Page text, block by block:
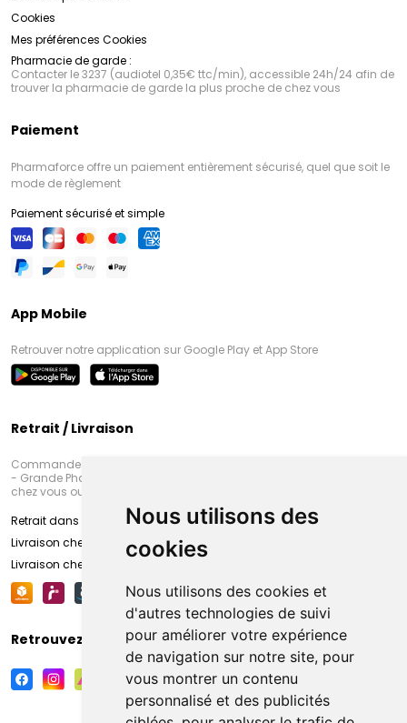
Nous utilisons des
cookies
Nous utilisons des cookies et
d'autres technologies de suivi
pour améliorer votre expérience
de navigation sur notre site, pour
vous montrer un contenu
personnalisé et des publicités
Cookies
Mes préférences Cookies
Pharmacie de garde :
Contacter le 3237 (audiotel 0,35€ ttc/min), accessible 24h/24 afin de
trouver la pharmacie de garde la plus proche de chez vous
Paiement
Pharmaforce offre un paiement entièrement sécurisé, quel que soit le
mode de règlement
Paiement sécurisé et simple
App Mobile
Retrouver notre application sur Google Play et App Store
Retrait / Livraison
Commandez en ligne et venez chercher votre commande à Amiens
- Grande Pharmacie d’Amiens (Fachon) ou recevez-là rapidement
chez vous ou en point retrait
Retrait dans la pharmacie d’Amiens
Livraison chez vous
Livraison chez votre commerçant
Retrouvez-nous sur vos réseaux sociaux